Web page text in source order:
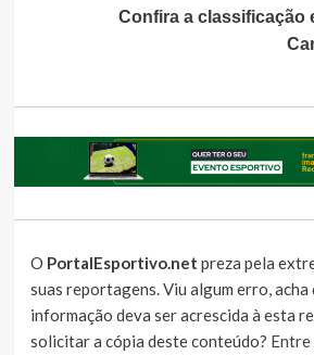
Confira a classificação
O PortalEsportivo.net preza pela
suas reportagens. Viu algum erro, acha
informação deva ser acrescida à esta
solicitar a cópia deste conteúdo? Entre